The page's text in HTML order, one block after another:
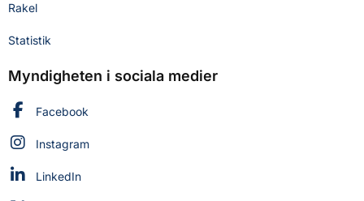
Rakel
Statistik
Myndigheten i sociala medier
Myndigheten för civilt försvar på
Facebook
Myndigheten för civilt försvar på
Instagram
Myndigheten för civilt försvar på
LinkedIn